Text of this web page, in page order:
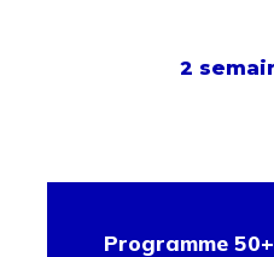
2
Programme